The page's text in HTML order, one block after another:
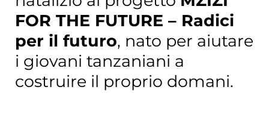
FOR THE FUTURE – Radici
per il futuro, nato per aiutare
i giovani tanzaniani a
costruire il proprio domani.